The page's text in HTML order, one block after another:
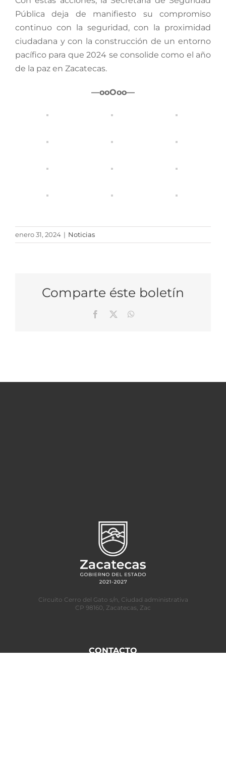
Pública deja de manifiesto su compromiso
continuo con la seguridad, con la proximidad
ciudadana y con la construcción de un entorno
pacífico para que 2024 se consolide como el año
de la paz en Zacatecas.
—ooOoo—
enero 31, 2024 | Noticias
Comparte éste boletín
Facebook
Circuito Cerro del Gato s/n, Ciudad administrativa
CP 98160, Zacatecas, Zac
CONTACTO